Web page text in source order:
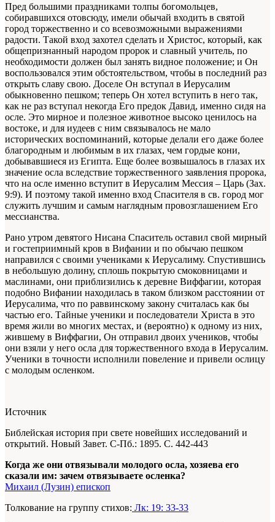
Пред большими праздниками толпы богомольцев,
собиравшихся отовсюду, имели обычай входить в святой
город торжественно и со всевозможными выражениями
радости. Такой вход захотел сделать и Христос, который, как
общепризнанный народом пророк и славный учитель, по
необходимости должен был занять видное положение; и Он
воспользовался этим обстоятельством, чтобы в последний раз
открыть славу свою. Доселе Он вступал в Иерусалим
обыкновенно пешком; теперь Он хотел вступить в него так,
как не раз вступал некогда Его предок Давид, именно сидя на
осле. Это мирное и полезное животное высоко ценилось на
востоке, и для иудеев с ним связывалось не мало
исторических воспоминаний, которые делали его даже более
благородным и любимым в их глазах, чем гордые кони,
добывавшиеся из Египта. Еще более возвышалось в глазах их
значение осла вследствие торжественного заявления пророка,
что на осле именно вступит в Иерусалим Мессия – Царь (Зах.
9:9). И поэтому такой именно вход Спасителя в св. город мог
служить лучшим и самым наглядным провозглашением Его
мессианства.
Рано утром девятого Нисана Спаситель оставил свой мирный
и гостеприимный кров в Вифании и по обычаю пешком
направился с своими учениками к Иерусалиму. Спустившись
в небольшую долину, сплошь покрытую смоковницами и
маслинами, они приблизились к деревне Виффагии, которая
подобно Вифании находилась в таком близком расстоянии от
Иерусалима, что по раввинскому закону считалась как бы
частью его. Тайные ученики и последователи Христа в это
время жили во многих местах, и (вероятно) к одному из них,
жившему в Виффагии, Он отправил двоих учеников, чтобы
они взяли у него осла для торжественного входа в Иерусалим.
Ученики в точности исполнили повеление и привели ослицу
с молодым осленком.
Источник
Библейская история при свете новейших исследований и
открытий. Новый Завет. С-Пб.: 1895. С. 442-443
Когда же они отвязывали молодого осла, хозяева его
сказали им: зачем отвязываете осленка?
Михаил (Лузин) епископ
Толкование на группу стихов: Лк: 19: 33-33